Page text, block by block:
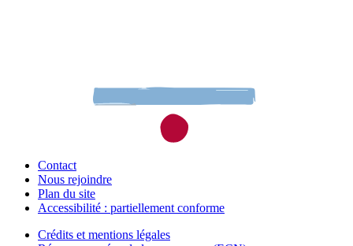
Contact
Nous rejoindre
Plan du site
Accessibilité : partiellement conforme
Crédits et mentions légales